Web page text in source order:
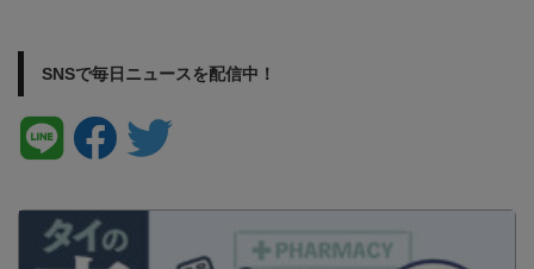
SNSで毎日ニュースを配信中！